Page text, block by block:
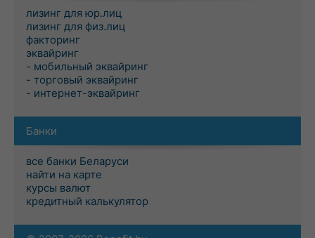
лизинг для юр.лиц
лизинг для физ.лиц
факторинг
эквайринг
- мобильный эквайринг
- торговый эквайринг
- интернет-эквайринг
Банки
все банки Беларуси
найти на карте
курсы валют
кредитный калькулятор